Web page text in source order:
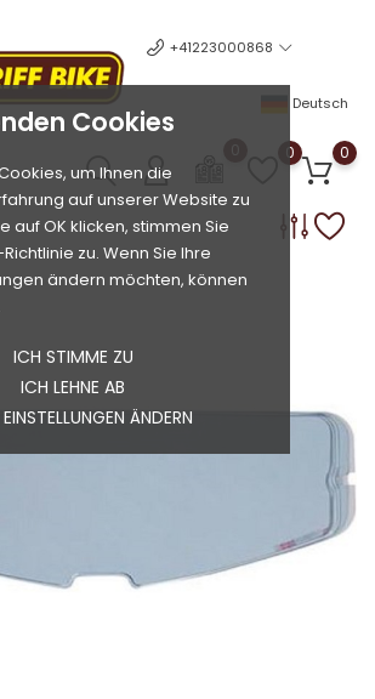
Cookies
um Ihnen die
auf unserer Website zu
auf OK klicken, stimmen Sie
zu. Wenn Sie Ihre
ändern möchten, können
ICH STIMME ZU
ICH LEHNE AB
ÄNDERN
+41223000868
Deutsch
0 0